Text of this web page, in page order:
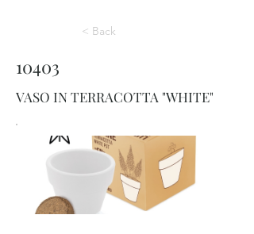
< Back
10403
VASO IN TERRACOTTA "WHITE"